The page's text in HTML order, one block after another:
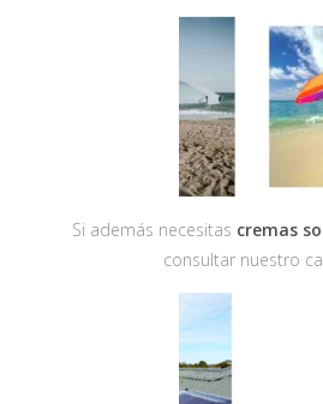
Si además necesitas cremas
consultar nuestro